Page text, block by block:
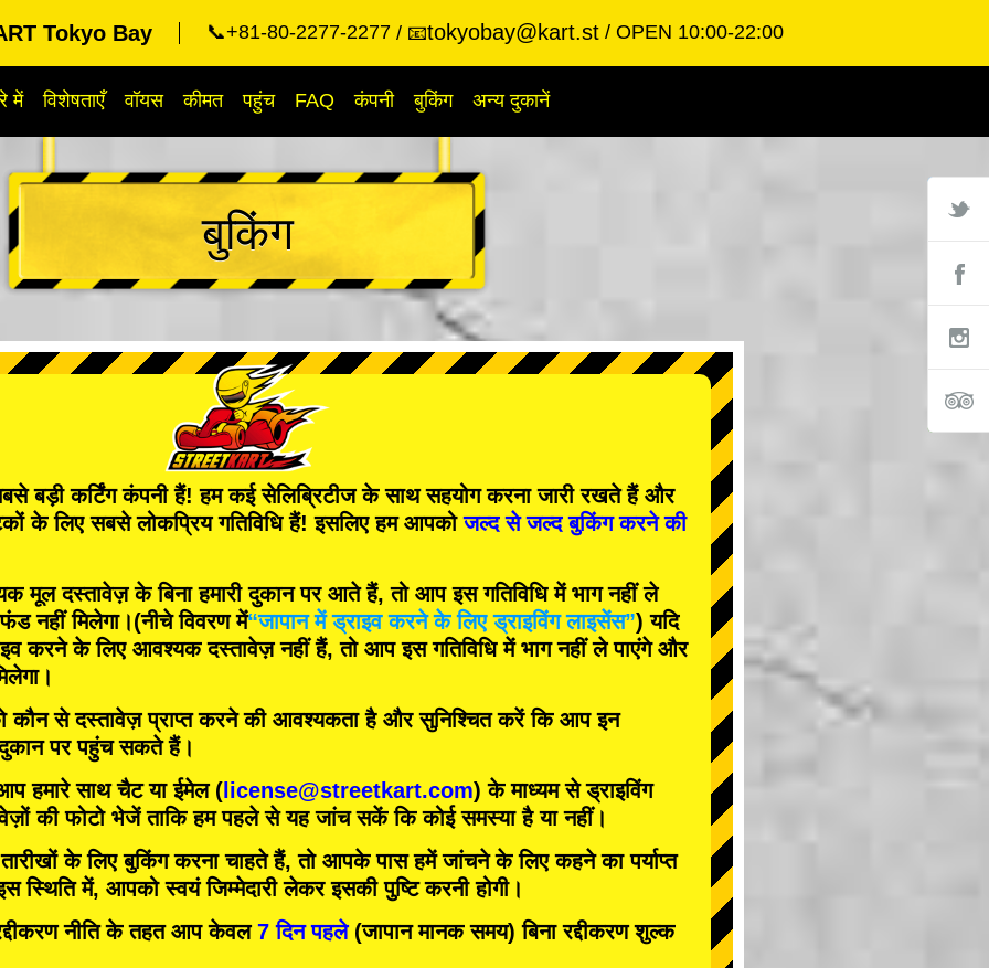
Tokyo Bay 📞+81-80-2277-2277 📧tokyobay@kart.st OPEN 10:00-22:00
में विशेषताएँ वॉयस कीमत पहुंच FAQ कंपनी बुकिंग अन्य दुकानें
बुकिंग
बड़ी कर्टिंग कंपनीहैं! हमकई सेलिब्रिटीजके साथ सहयोग करना जारी रखते हैं और
के लिएसबसे लोकप्रिय गतिविधिहैं! इसलिए हम आपकोजल्द से जल्द बुकिंग करने की
मूल दस्तावेज़ के बिना हमारी दुकान पर आते हैं, तो आप इस गतिविधि में भाग नहीं ले
नहीं मिलेगा।(नीचे विवरण में“जापान में ड्राइव करने के लिए ड्राइविंग लाइसेंस”) यदि
करने के लिए आवश्यक दस्तावेज़ नहीं हैं, तो आप इस गतिविधि में भाग नहीं ले पाएंगे और
कौन से दस्तावेज़ प्राप्त करने की आवश्यकता है और सुनिश्चित करें कि आप इन
दुकान पर पहुंच सकते हैं।
हमारे साथ चैट या ईमेल ( license@streetkart.com) के माध्यम से ड्राइविंग
की फोटो भेजें ताकि हम पहले से यह जांच सकें कि कोई समस्या है या नहीं।
के लिए बुकिंग करना चाहते हैं, तो आपके पास हमें जांचने के लिए कहने का पर्याप्त
स्थिति में, आपको स्वयं जिम्मेदारी लेकर इसकी पुष्टि करनी होगी।
नीति के तहत आप केवल7 दिन पहले(जापान मानक समय) बिना रद्दीकरण शुल्क